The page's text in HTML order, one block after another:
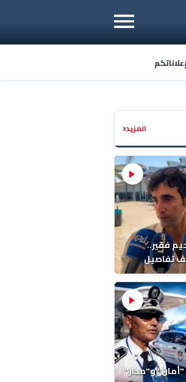
المزيد‹
فقير..
تفاصيل
و"مدار"